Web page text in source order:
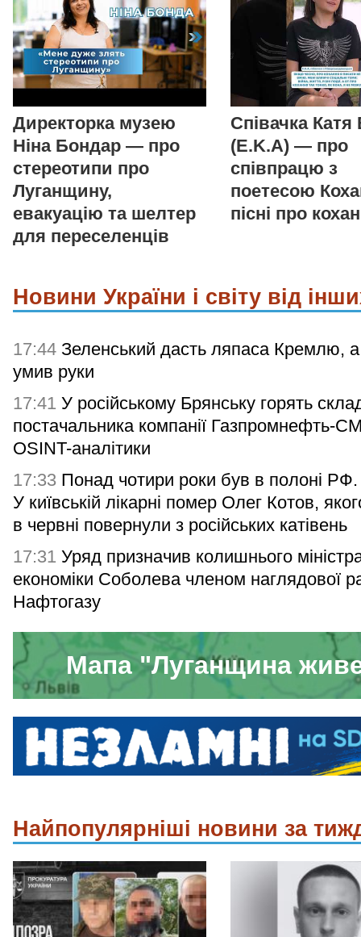
Директорка музею
Ніна Бондар — про
стереотипи про
Луганщину,
евакуацію та шелтер
для переселенців
Співачка Катя
(E.K.A) — про
співпрацю з
поетесою
пісні про
Новини України і світу від
17:44 Зеленський дасть ляпаса Кремлю,
умив руки
17:41 У російському Брянську горять
постачальника компанії Газпромнефть-
OSINT-аналітики
17:33 Понад чотири роки був в полоні РФ.
У київській лікарні помер Олег Котов,
в червні повернули з російських катівень
17:31 Уряд призначив колишнього
економіки Соболева членом наглядової
Нафтогазу
Мапа "Луганщина
Найпопулярніші новини за